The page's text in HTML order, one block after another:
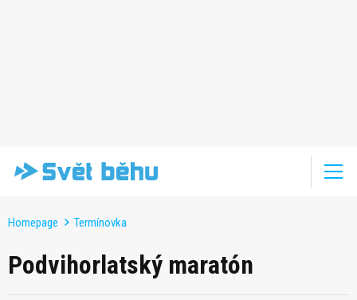
Homepage Termínovka
Podvihorlatský maratón